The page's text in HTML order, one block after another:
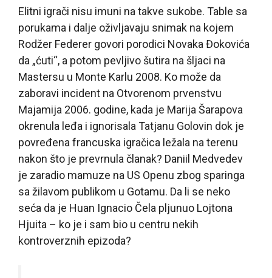
Elitni igrači nisu imuni na takve sukobe. Table sa
porukama i dalje oživljavaju snimak na kojem
Rodžer Federer govori porodici Novaka Đokovića
da „ćuti“, a potom pevljivo šutira na šljaci na
Mastersu u Monte Karlu 2008. Ko može da
zaboravi incident na Otvorenom prvenstvu
Majamija 2006. godine, kada je Marija Šarapova
okrenula leđa i ignorisala Tatjanu Golovin dok je
povređena francuska igračica ležala na terenu
nakon što je prevrnula članak? Daniil Medvedev
je zaradio mamuze na US Openu zbog sparinga
sa žilavom publikom u Gotamu. Da li se neko
seća da je Huan Ignacio Čela pljunuo Lojtona
Hjuita – ko je i sam bio u centru nekih
kontroverznih epizoda?